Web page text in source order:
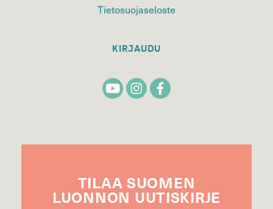
Tietosuojaseloste
KIRJAUDU
TILAA SUOMEN
LUONNON UUTIS­KIRJE